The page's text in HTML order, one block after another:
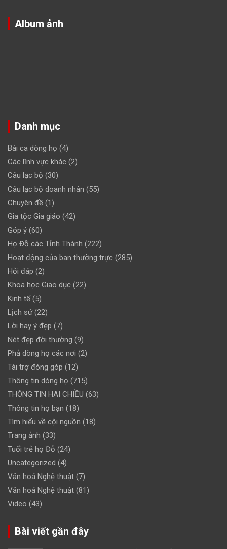
Album ảnh
Danh mục
Bài ca dòng họ (4)
Các lĩnh vực khác (2)
Câu lạc bộ (30)
Câu lạc bộ doanh nhân (55)
Chuyên đề (1)
Gia tộc Gia giáo (42)
Góp ý (60)
Họ Đỗ các Tỉnh Thành (222)
Hoạt động của ban thường trực (285)
Hỏi đáp (2)
Khoa học Giao dục (22)
Kinh tế(5)
Lịch sử(22)
Lời hay ý đẹp (7)
Nét đẹp đời thường (9)
Phả dòng họ các nơi (2)
Tài trợ đóng góp (12)
Thông tin dòng họ (715)
THÔNG TIN HAI CHIỀU (63)
Thông tin họ bạn (18)
Tìm hiểu về cội nguồn (18)
Trang ảnh (33)
Tuổi trẻ họ Đỗ (24)
Uncategorized (4)
Văn hoá Nghệ thuật (7)
Văn hoá Nghệ thuật (81)
Video (43)
Bài viết gần đây